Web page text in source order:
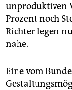
unproduktiven
Prozent noch
Richter legen
nahe.
Eine vom